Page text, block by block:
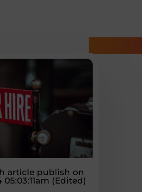
article publish on
(Edited)